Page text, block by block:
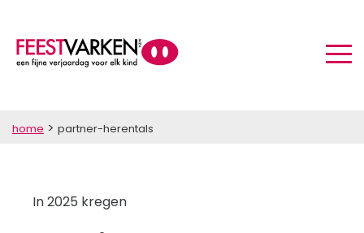
home > partner-herentals
In 2025 kregen